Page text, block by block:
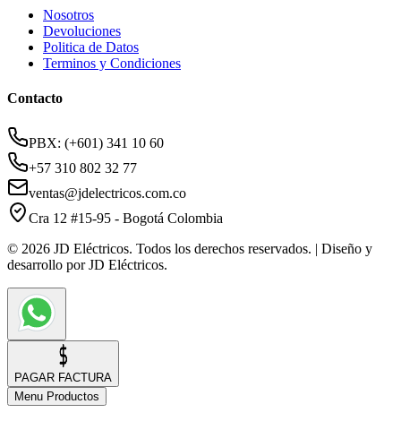
Nosotros
Devoluciones
Politica de Datos
Terminos y Condiciones
Contacto
PBX: (+601) 341 10 60
+57 310 802 32 77
ventas@jdelectricos.com.co
Cra 12 #15-95 - Bogotá Colombia
© 2026 JD Eléctricos. Todos los derechos reservados. | Diseño y
desarrollo por JD Eléctricos.
PAGAR FACTURA
Menu Productos